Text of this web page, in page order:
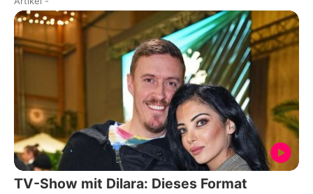
TV-Show mit Dilara: Dieses Format